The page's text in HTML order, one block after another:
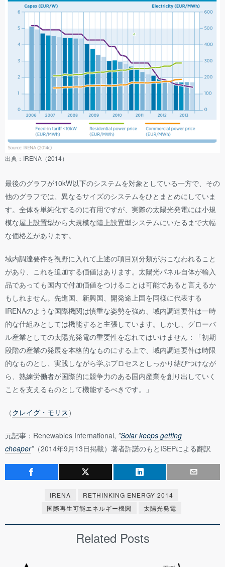
出典：IRENA（2014）
最後のグラフが10kW以下のシステムを対象としている一方で、その
他のグラフでは、異なるサイズのシステムをひとまとめにしていま
す。全体を単純化するのに有用ですが、実際の太陽光発電には小規
模な屋上設置型から大規模な陸上設置型システムにいたるまで大幅
な価格差があります。
域内調達要件を視野に入れて上述の項目別分類がおこなわれること
があり、これを追加する価値はあります。太陽光パネル自体が輸入
品であっても国内で付加価値をつけることは可能であると言えるか
もしれません。先進国、新興国、開発途上国を同様に代表する
IRENAのような国際機関は慎重な姿勢を強め、域内調達要件は一時
的な仕組みとしては機能すると主張しています。しかし、グローバ
ル産業としての太陽光発電の重要性を忘れてはいけません：「初期
段階の産業の発展を本格的なものにする上で、域内調達要件は時限
的なものとし、実践しながら学ぶプロセスとしっかり結びつけなが
ら、熟練労働者が国際的に競争力のある国内産業を創り出していく
ことを支えるものとして機能するべきです。」
（クレイグ・モリス ）
元記事：Renewables International, ”Solar keeps getting
cheaper”（2014年9月13日掲載）著者許諾のもとISEPによる翻訳
IRENA
RETHINKING ENERGY 2014
国際再生可能エネルギー機関
太陽光発電
Related Posts